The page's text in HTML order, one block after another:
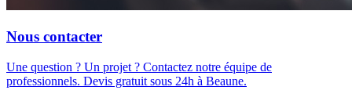
Nous contacter
Une question ? Un projet ? Contactez notre équipe de
professionnels. Devis gratuit sous 24h à Beaune.